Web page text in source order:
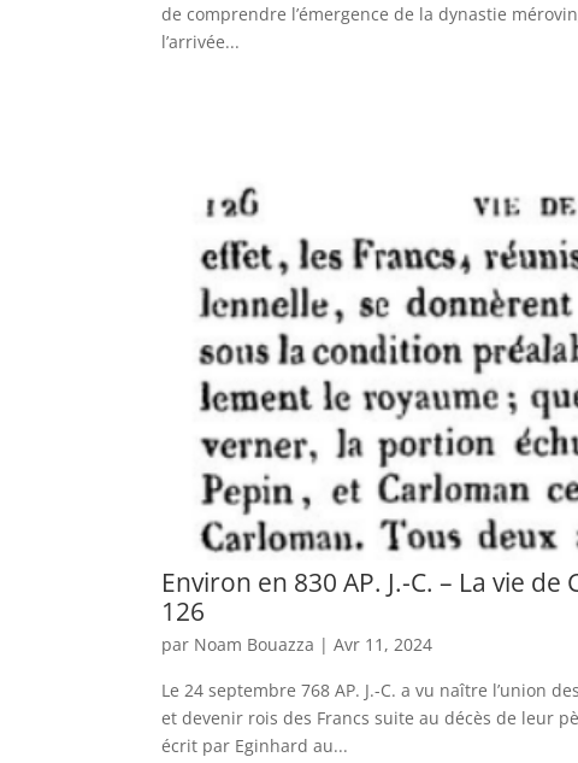
de comprendre l’émergence de la dynastie
l’arrivée...
Environ en 830 AP. J.-C. – La vie
126
par Noam Bouazza |Avr 11, 2024
Le 24 septembre 768 AP. J.-C. a vu naître l’union
et devenir rois des Francs suite au décès de leur
écrit par Eginhard au...